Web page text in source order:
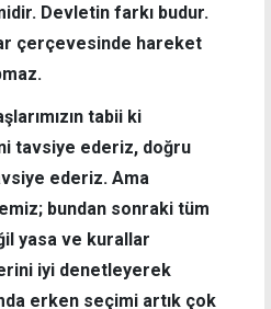
Devletin farkı budur.
çerçevesinde hareket
tabii ki
tavsiye ederiz, doğru
ederiz. Ama
bundan sonraki tüm
yasa ve kurallar
iyi denetleyerek
erken seçimi artık çok